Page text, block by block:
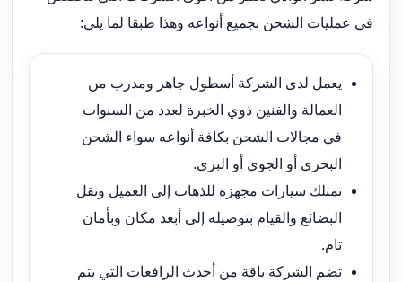
في عمليات الشحن بجميع أنواعه وهذا طبقا لما يلي:
يعمل لدى الشركة أسطول جاهز ومدرب من
العمالة والفنين ذوي الخبرة لعدد من السنوات
في مجالات الشحن بكافة أنواعه سواء الشحن
البحري أو الجوي أو البري.
تمتلك سيارات مجهزة للذهاب إلى العميل ونقل
البضائع والقيام بتوصيله إلى أبعد مكان وبأمان
تام.
تضم الشركة باقة من أحدث الرافعات التي يتم